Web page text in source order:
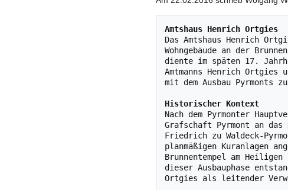
Amtshaus Henrich Ortgies
Das Amtshaus Henrich
Wohngebäude an der
diente im späten 17.
Amtmanns Henrich Ortgies
mit dem Ausbau Pyrmonts
Historischer Kontext
Nach dem Pyrmonter
Grafschaft Pyrmont an das
Friedrich zu
planmäßigen Kuranlagen
Brunnentempel am
dieser Ausbauphase
Ortgies als leitender